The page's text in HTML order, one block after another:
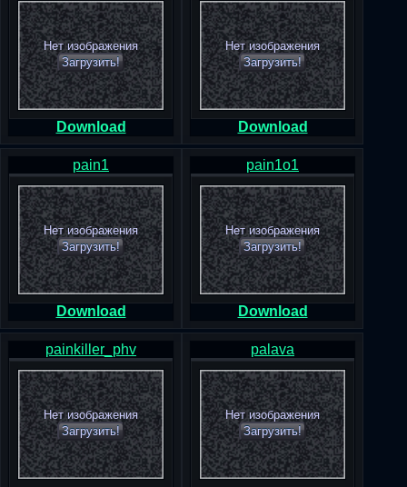
Нет изображения
Загрузить!
Download
Нет изображения
Загрузить!
Download
pain1
Нет изображения
Загрузить!
Download
pain1o1
Нет изображения
Загрузить!
Download
painkiller_phv
Нет изображения
Загрузить!
palava
Нет изображения
Загрузить!